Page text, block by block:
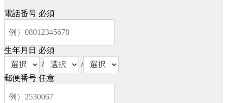
電話番号 必須
生年月日 必須
/
/
郵便番号 任意